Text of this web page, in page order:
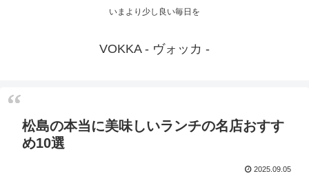
いまより少し良い毎日を
VOKKA - ヴォッカ -
松島の本当に美味しいランチの名店おすす
め10選
2025.09.05